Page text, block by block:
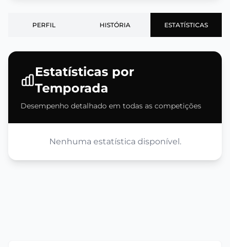
PERFIL HISTÓRIA ESTATÍSTICAS
Estatísticas por
Temporada
Desempenho detalhado em todas as competições
Nenhuma estatística disponível.